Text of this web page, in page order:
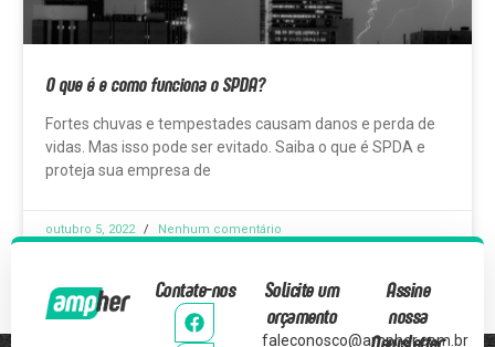
O que é e como funciona o SPDA?
Fortes chuvas e tempestades causam danos e perda de
vidas. Mas isso pode ser evitado. Saiba o que é SPDA e
proteja sua empresa de
outubro 5, 2022 Nenhum comentário
Contate-nos
Solicite um
orçamento
faleconosco@ampher.com.br
Assine
nossa